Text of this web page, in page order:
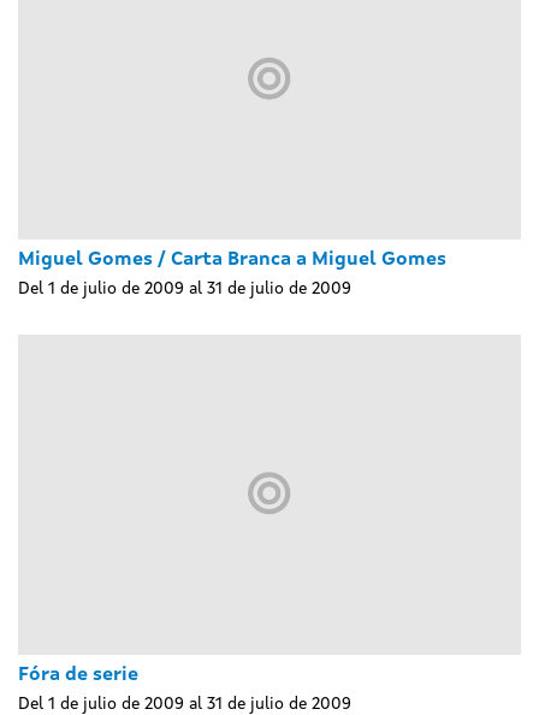
Miguel Gomes / Carta Branca a Miguel Gomes
Del 1 de julio de 2009 al 31 de julio de 2009
Fóra de serie
Del 1 de julio de 2009 al 31 de julio de 2009